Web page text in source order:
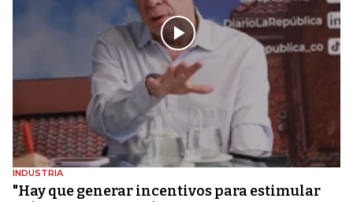
INDUSTRIA
"Hay que generar incentivos para estimular